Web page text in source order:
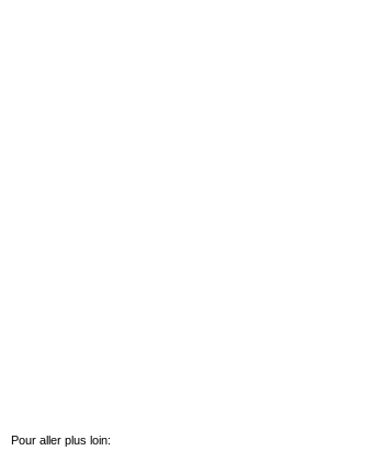
Pour aller plus loin: